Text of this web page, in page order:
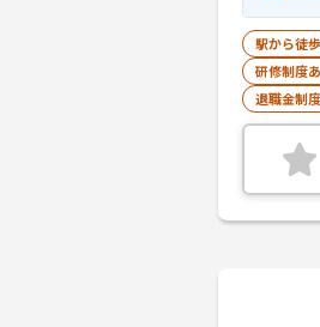
駅から徒
研修制度
退職金制